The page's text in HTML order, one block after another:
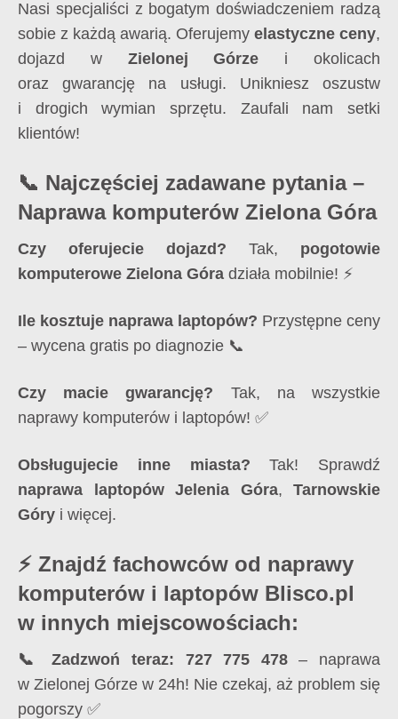
Nasi specjaliści z bogatym doświadczeniem radzą
sobie z każdą awarią. Oferujemy elastyczne ceny,
dojazd w Zielonej Górze i okolicach
oraz gwarancję na usługi. Unikniesz oszustw
i drogich wymian sprzętu. Zaufali nam setki
klientów!
📞 Najczęściej zadawane pytania –
Naprawa komputerów Zielona Góra
Czy oferujecie dojazd? Tak, pogotowie
komputerowe Zielona Góra działa mobilnie! ⚡
Ile kosztuje naprawa laptopów? Przystępne ceny
– wycena gratis po diagnozie 📞
Czy macie gwarancję? Tak, na wszystkie
naprawy komputerów i laptopów! ✅
Obsługujecie inne miasta? Tak! Sprawdź
naprawa laptopów Jelenia Góra, Tarnowskie
Góry i więcej.
⚡ Znajdź fachowców od naprawy
komputerów i laptopów Blisco.pl
w innych miejscowościach:
📞 Zadzwoń teraz: 727 775 478– naprawa
w Zielonej Górze w 24h! Nie czekaj, aż problem się
pogorszy ✅